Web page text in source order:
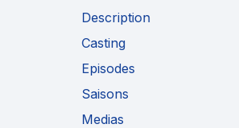
Description
Casting
Episodes
Saisons
Medias